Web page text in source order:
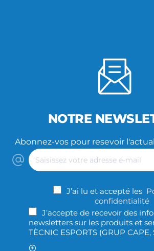
NOTRE
Abonnez-vos pour resevoir
Saisissez
votre
adresse
J’ai lu et accepté les
confidentialité
J’accepte de recevoir des
newsletters sur les produits et
TÈCNIC ESPORTS (GRUP CAPE,